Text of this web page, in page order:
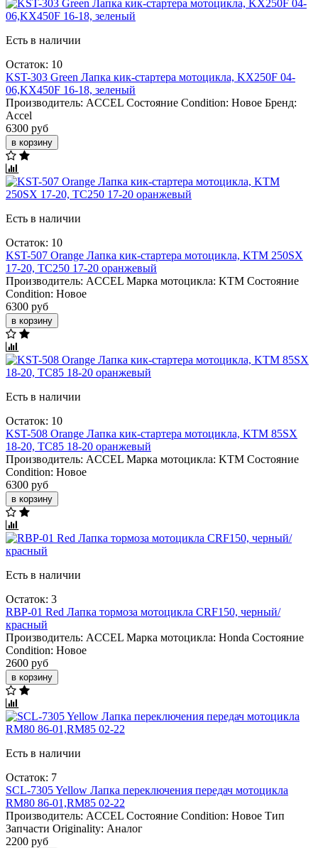
Есть в наличии
Остаток: 10
KST-303 Green Лапка кик-стартера мотоцикла, KX250F 04-
06,KX450F 16-18, зеленый
Производитель: ACCEL Состояние Condition: Новое Бренд:
Accel
6300 руб
в корзину
Есть в наличии
Остаток: 10
KST-507 Orange Лапка кик-стартера мотоцикла, KTM 250SX
17-20, TC250 17-20 оранжевый
Производитель: ACCEL Марка мотоцикла: KTM Состояние
Condition: Новое
6300 руб
в корзину
Есть в наличии
Остаток: 10
KST-508 Orange Лапка кик-стартера мотоцикла, KTM 85SX
18-20, TC85 18-20 оранжевый
Производитель: ACCEL Марка мотоцикла: KTM Состояние
Condition: Новое
6300 руб
в корзину
Есть в наличии
Остаток: 3
RBP-01 Red Лапка тормоза мотоцикла CRF150, черный/
красный
Производитель: ACCEL Марка мотоцикла: Honda Состояние
Condition: Новое
2600 руб
в корзину
Есть в наличии
Остаток: 7
SCL-7305 Yellow Лапка переключения передач мотоцикла
RM80 86-01,RM85 02-22
Производитель: ACCEL Состояние Condition: Новое Тип
Запчасти Originality: Аналог
2200 руб